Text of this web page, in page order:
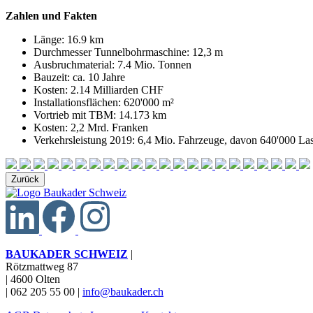
Zahlen und Fakten
Länge: 16.9 km
Durchmesser Tunnelbohrmaschine: 12,3 m
Ausbruchmaterial: 7.4 Mio. Tonnen
Bauzeit: ca. 10 Jahre
Kosten: 2.14 Milliarden CHF
Installationsflächen: 620'000 m²
Vortrieb mit TBM: 14.173 km
Kosten: 2,2 Mrd. Franken
Verkehrsleistung 2019: 6,4 Mio. Fahrzeuge, davon 640'000
Zurück
BAUKADER SCHWEIZ |
Rötzmattweg 87
| 4600 Olten
| 062 205 55 00 | info@baukader.ch